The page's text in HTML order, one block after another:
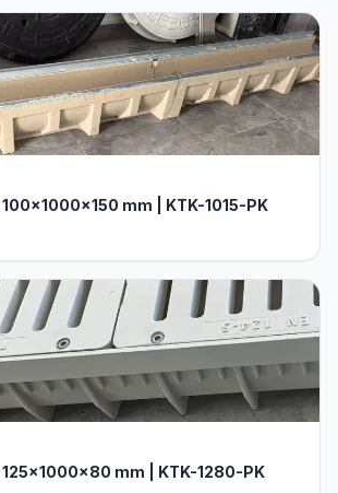
100x1000x150 mm | KTK-1015-PK
125x1000x80 mm | KTK-1280-PK